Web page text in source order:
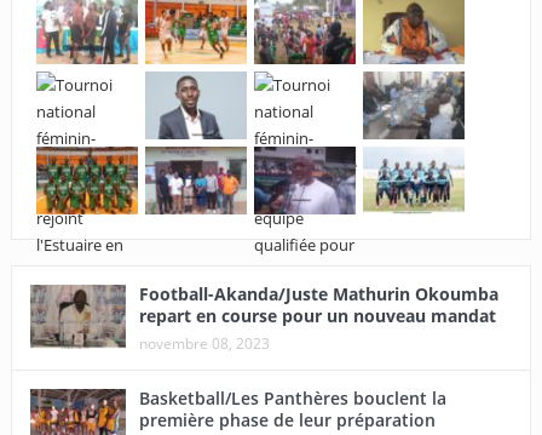
Football-Akanda/Juste Mathurin Okoumba
repart en course pour un nouveau mandat
novembre 08, 2023
Basketball/Les Panthères bouclent la
première phase de leur préparation